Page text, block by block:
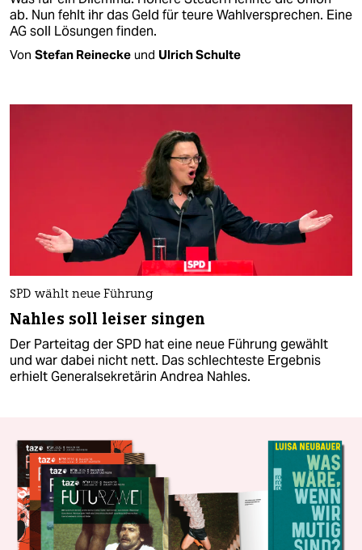
ab. Nun fehlt ihr das Geld für teure Wahlversprechen. Eine
AG soll Lösungen finden.
Von Stefan Reinecke und Ulrich Schulte
SPD wählt neue Führung
Nahles soll leiser singen
Der Parteitag der SPD hat eine neue Führung gewählt
und war dabei nicht nett. Das schlechteste Ergebnis
erhielt Generalsekretärin Andrea Nahles.